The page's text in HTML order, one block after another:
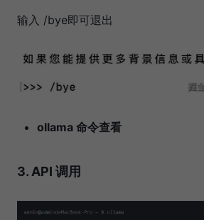
输入 /bye即可退出
ollama 命令查看
3. API 调用